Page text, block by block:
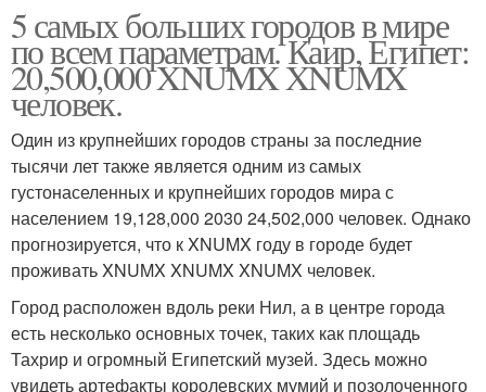
5 самых больших городов в мире
по всем параметрам. Каир, Египет:
20,500,000 XNUMX XNUMX
человек.
Один из крупнейших городов страны за последние
тысячи лет также является одним из самых
густонаселенных и крупнейших городов мира с
населением 19,128,000 2030 24,502,000 человек. Однако
прогнозируется, что к XNUMX году в городе будет
проживать XNUMX XNUMX XNUMX человек.
Город расположен вдоль реки Нил, а в центре города
есть несколько основных точек, таких как площадь
Тахрир и огромный Египетский музей. Здесь можно
увидеть артефакты королевских мумий и позолоченного